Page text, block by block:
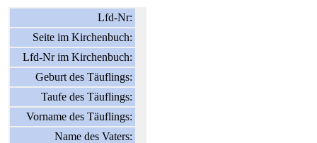
Lfd-Nr:
Seite im Kirchenbuch:
Lfd-Nr im Kirchenbuch:
Geburt des Täuflings:
Taufe des Täuflings:
Vorname des Täuflings:
Name des Vaters: